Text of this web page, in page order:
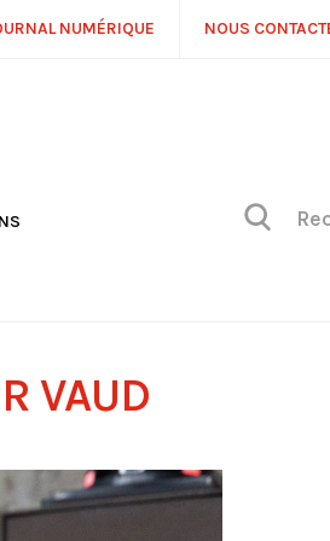
NUMÉRIQUE NOUS
VAUD